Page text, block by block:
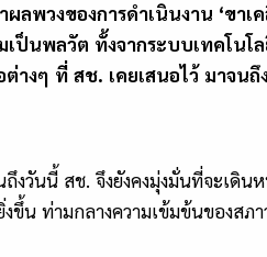
ผลพวงของการดำเนินงาน ‘ขา
เป็นพลวัต ทั้งจากระบบเทคโน
ต่างๆ ที่ สช. เคยเสนอไว้ มาจน
ถึงวันนี้ สช. จึงยังคงมุ่งมั่นที่จะเดิ
งขึ้น ท่ามกลางความเข้มข้นของสภ